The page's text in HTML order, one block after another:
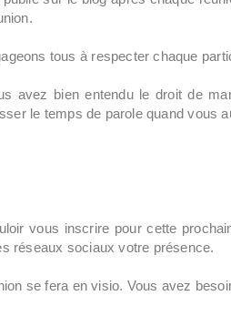
tous à respecter chaque
avez bien entendu le droit de
le temps de parole quand vous
vous inscrire pour cette
réseaux sociaux votre présence.
se fera en visio. Vous avez